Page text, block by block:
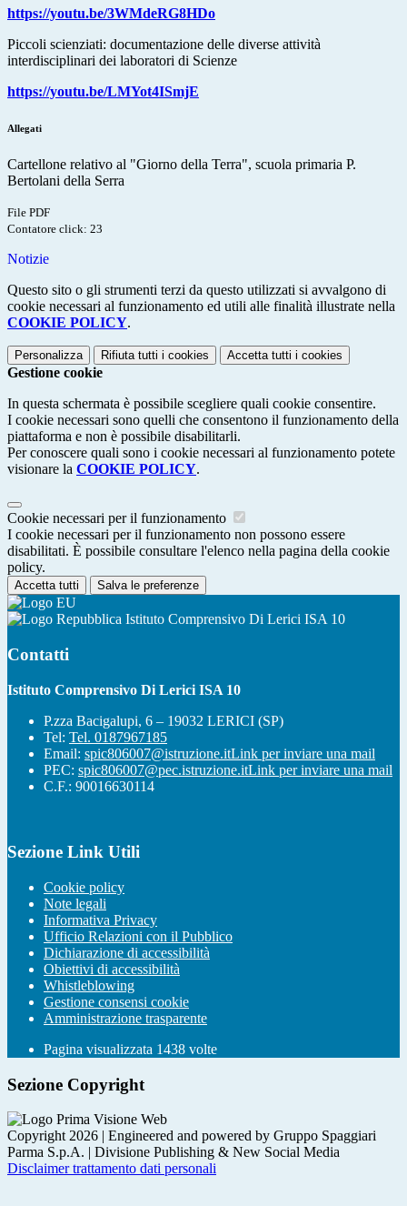
https://youtu.be/3WMdeRG8HDo
Piccoli scienziati: documentazione delle diverse attività
interdisciplinari dei laboratori di Scienze
https://youtu.be/LMYot4ISmjE
Allegati
Cartellone relativo al "Giorno della Terra", scuola primaria P.
Bertolani della Serra
File PDF
Contatore click: 23
Notizie
Questo sito o gli strumenti terzi da questo utilizzati si avvalgono di
cookie necessari al funzionamento ed utili alle finalità illustrate nella
COOKIE POLICY.
Personalizza Rifiuta tutti i cookies Accetta tutti i cookies
Gestione cookie
In questa schermata è possibile scegliere quali cookie consentire.
I cookie necessari sono quelli che consentono il funzionamento della
piattaforma e non è possibile disabilitarli.
Per conoscere quali sono i cookie necessari al funzionamento potete
visionare la COOKIE POLICY.
Cookie necessari per il funzionamento
I cookie necessari per il funzionamento non possono essere
disabilitati. È possibile consultare l'elenco nella pagina della cookie
policy.
Accetta tutti Salva le preferenze
Istituto Comprensivo Di Lerici ISA 10
Contatti
Istituto Comprensivo Di Lerici ISA 10
P.zza Bacigalupi, 6 – 19032 LERICI (SP)
Tel: Tel. 0187967185
Email: spic806007@istruzione.itLink per inviare una mail
PEC: spic806007@pec.istruzione.itLink per inviare una mail
C.F.: 90016630114
Sezione Link Utili
Cookie policy
Note legali
Informativa Privacy
Ufficio Relazioni con il Pubblico
Dichiarazione di accessibilità
Obiettivi di accessibilità
Whistleblowing
Gestione consensi cookie
Amministrazione trasparente
Pagina visualizzata 1438 volte
Sezione Copyright
Copyright 2026 | Engineered and powered by Gruppo Spaggiari
Parma S.p.A. | Divisione Publishing & New Social Media
Disclaimer trattamento dati personali